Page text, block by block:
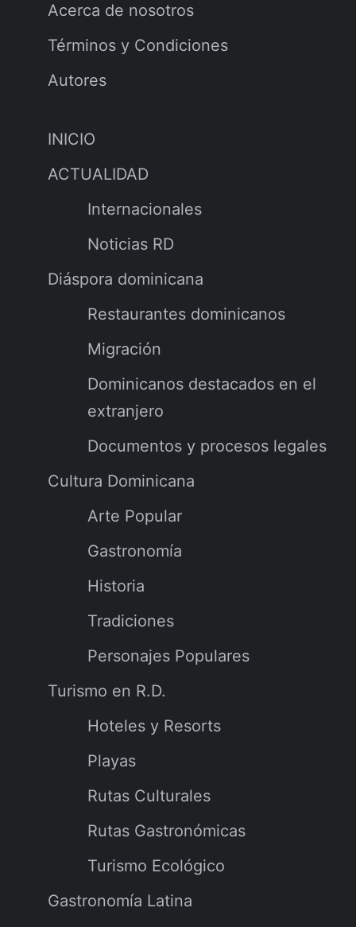
Acerca de nosotros
Términos y Condiciones
Autores
INICIO
ACTUALIDAD
Internacionales
Noticias RD
Diáspora dominicana
Restaurantes dominicanos
Migración
Dominicanos destacados en el
extranjero
Documentos y procesos legales
Cultura Dominicana
Arte Popular
Gastronomía
Historia
Tradiciones
Personajes Populares
Turismo en R.D.
Hoteles y Resorts
Playas
Rutas Culturales
Rutas Gastronómicas
Turismo Ecológico
Gastronomía Latina